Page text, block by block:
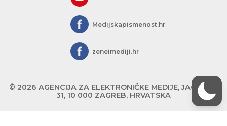
Medijskapismenost.hr
zeneimediji.hr
© 2026 AGENCIJA ZA ELEKTRONIČKE MEDIJE, JAGIĆEVA
31, 10 000 ZAGREB, HRVATSKA